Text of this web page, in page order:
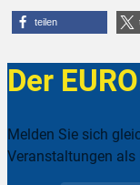
teilen
Der
Melden Sie sich
Veranstaltungen als